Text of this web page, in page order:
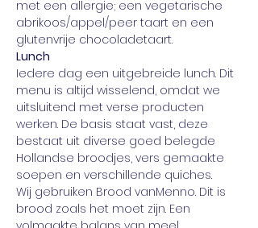
met een allergie; een vegetarische
abrikoos/appel/peer taart en een
glutenvrije chocoladetaart.
Lunch
Iedere dag een uitgebreide lunch. Dit
menu is altijd wisselend, omdat we
uitsluitend met verse producten
werken. De basis staat vast, deze
bestaat uit diverse goed belegde
Hollandse broodjes, vers gemaakte
soepen en verschillende quiches.
Wij gebruiken Brood vanMenno. Dit is
brood zoals het moet zijn. Een